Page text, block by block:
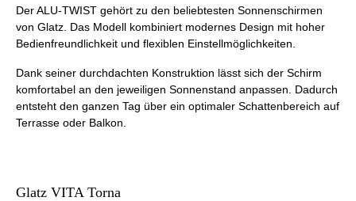
Der ALU-TWIST gehört zu den beliebtesten Sonnenschirmen
von Glatz. Das Modell kombiniert modernes Design mit hoher
Bedienfreundlichkeit und flexiblen Einstellmöglichkeiten.
Dank seiner durchdachten Konstruktion lässt sich der Schirm
komfortabel an den jeweiligen Sonnenstand anpassen. Dadurch
entsteht den ganzen Tag über ein optimaler Schattenbereich auf
Terrasse oder Balkon.
Glatz VITA Torna